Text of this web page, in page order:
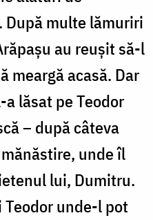
multe lămuriri
au reuşit să-l
meargă acasă. Dar
a lăsat pe Teodor
– după câteva
unde îl
lui, Dumitru.
unde-l pot